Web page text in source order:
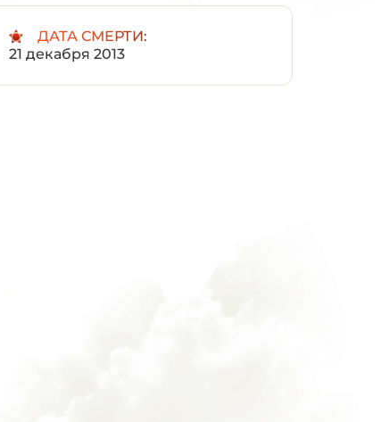
ДАТА СМЕРТИ:
21 декабря 2013